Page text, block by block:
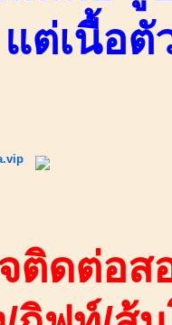
ต่เนื้อตั
ติดต่อส